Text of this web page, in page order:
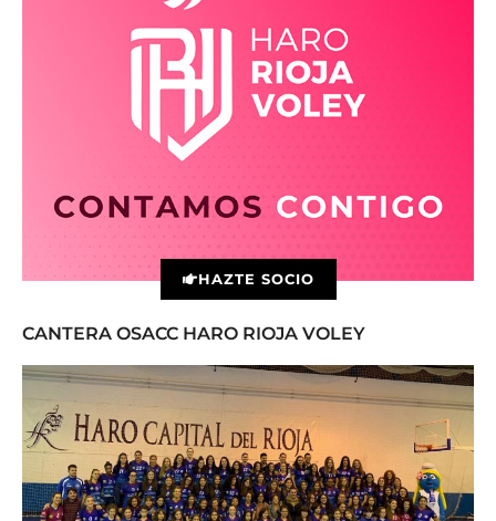
HAZTE SOCIO
CANTERA OSACC HARO RIOJA VOLEY